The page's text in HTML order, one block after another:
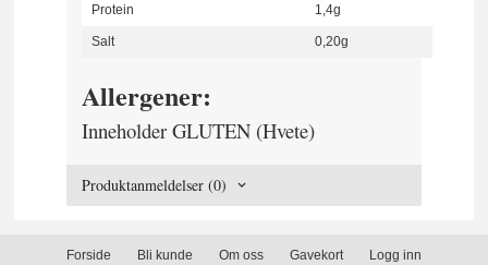
Protein 1,4g
Salt 0,20g
Allergener:
Inneholder GLUTEN (Hvete)
Produktanmeldelser (0)
Forside Bli kunde Om oss Gavekort Logg inn